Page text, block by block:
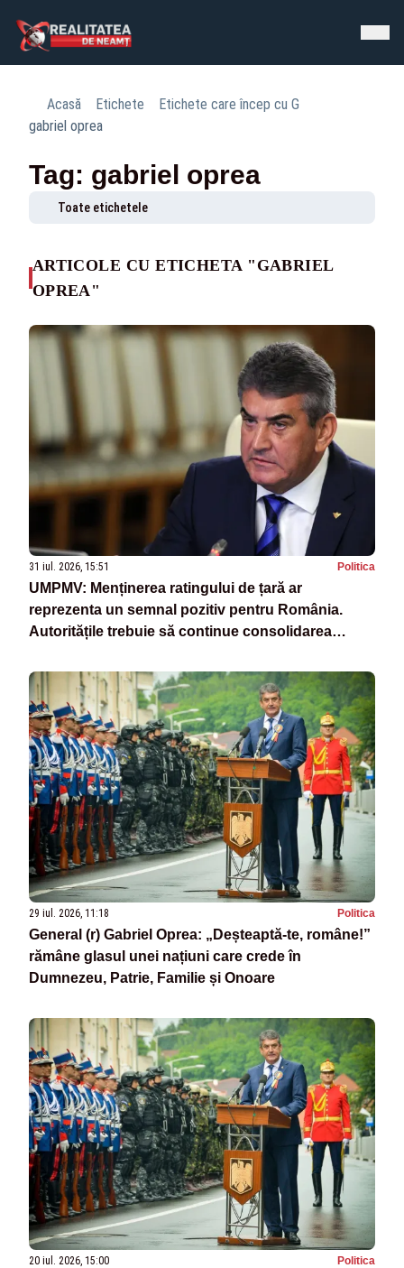
Acasă Etichete
Etichete care încep cu G
gabriel oprea
Tag: gabriel oprea
Toate etichetele
ARTICOLE CU ETICHETA "GABRIEL
OPREA"
31 iul. 2026, 15:51 Politica
UMPMV: Menținerea ratingului de țară ar
reprezenta un semnal pozitiv pentru România.
Autoritățile trebuie să continue consolidarea
29 iul. 2026, 11:18 Politica
General (r) Gabriel Oprea: „Deșteaptă-te, române!”
rămâne glasul unei națiuni care crede în
Dumnezeu, Patrie, Familie și Onoare
20 iul. 2026, 15:00 Politica